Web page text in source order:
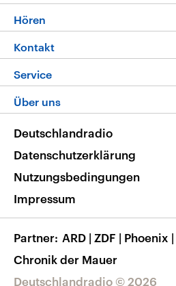
Programm
Die Nachrichten
Nachrichtenleicht
Neue Beiträge auf dlf.de
Hören
Livestream
Podcasts
Deutschlandfunk App
Nachrichten App
Frequenzen
Kontakt
Hörerservice
Service
FAQ
Veranstaltungen
Musikliste
RSS
Über uns
Barrierefreiheit
Deutschlandradio © 2026
Deutschlandradio
Datenschutzerklärung
Nutzungsbedingungen
Impressum
Partner ARD | ZDF | Phoenix |
Chronik der Mauer